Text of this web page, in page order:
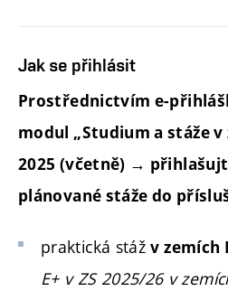
Jak se přihlásit
Prostřednictvím e-
modul „Studium a stáže v
2025 (včetně) →
plánované stáže do
praktická stáž v zemích
E+ v ZS 2025/26 v